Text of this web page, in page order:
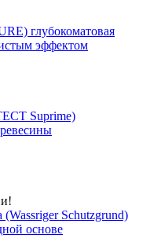
глубокоматовая
эффектом
Suprime)
Schutzgrund)
основе